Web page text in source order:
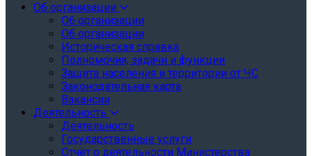
Об организации
Об организации
Об организации
Историческая справка
Полномочия, задачи и функции
Защита населения и территории от ЧС
Законодательная карта
Вакансии
Деятельность
Деятельность
Государственные услуги
Отчёт о деятельности Министерства